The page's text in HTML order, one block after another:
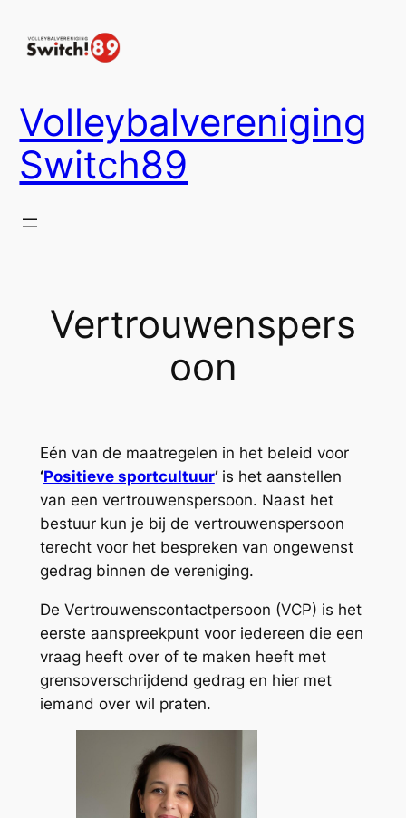
naar
Volleybalvereniging
Switch89
Vertrouwenspers
oon
Eén van de maatregelen in het beleid voor
‘Positieve sportcultuur’ is het aanstellen
van een vertrouwenspersoon. Naast het
bestuur kun je bij de vertrouwenspersoon
terecht voor het bespreken van ongewenst
gedrag binnen de vereniging.
De Vertrouwenscontactpersoon (VCP) is het
eerste aanspreekpunt voor iedereen die een
vraag heeft over of te maken heeft met
grensoverschrijdend gedrag en hier met
iemand over wil praten.